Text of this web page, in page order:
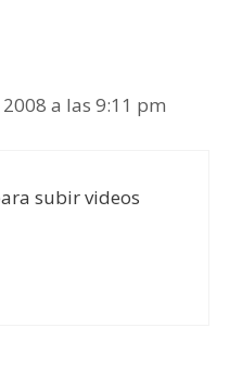
a las 9:11 pm
subir videos